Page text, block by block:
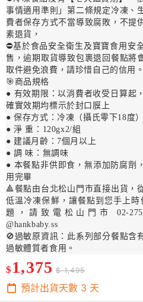
事情適用準則」第二條規定冷凍、
費者保存方式不當導致腐敗，不提
素退貨，
⛔基於食品安全衛生及寶寶食用安
售，逾期取貨導致包裹退回餐點將
取件避免浪費，請珍惜自己的信用。
🎯商品規格
● 有效期限：以消費者收受日算起
確實效期均標示於封口膜上
● 保存方式：冷凍（攝氏零下18度）
● 淨 重：120gx2/組
● 建議月齡：7個月以上
● 調 味：無調味
● 本餐點非供即食，無添加防腐劑
用完畢
🔺餐點由台北松山門市直接出貨，
低溫冷凍保鮮，讓餐點到您手上
題，請致電松山門市 02-
@hankbaby.ss
🚫過敏原資訊：此系列部分餐點含
過敏體質者食用。
$ 1,375 $ 1,495
預計出貨天數 3 天